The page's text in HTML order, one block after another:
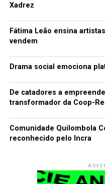
Xadrez
Fátima Leão ensina
vendem
Drama social emociona
De catadores a
transformador da Coop-
Comunidade Quilombola
reconhecido pelo Incra